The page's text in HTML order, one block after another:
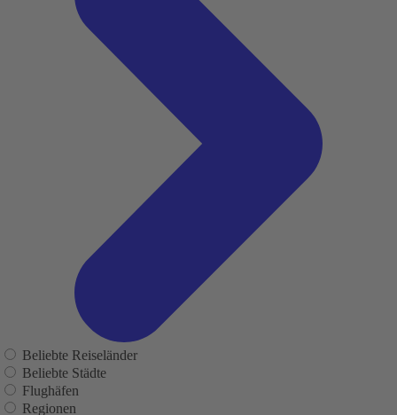
Beliebte Reiseländer
Beliebte Städte
Flughäfen
Regionen